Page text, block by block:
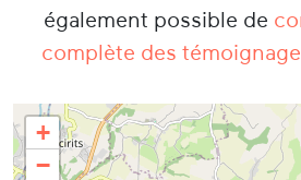
également possible de
complète des
+
−